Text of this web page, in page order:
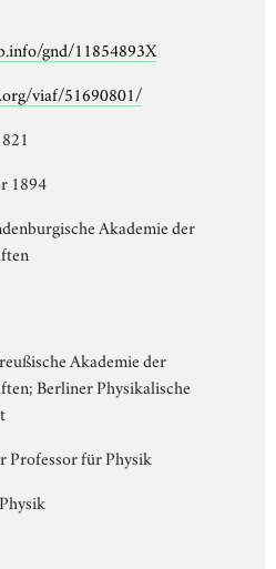
gnd/11854893X
viaf/51690801/
1894
Akademie der
Akademie der
Berliner Physikalische
Professor für Physik